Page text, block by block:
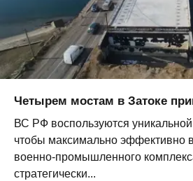
Четырем мостам в Затоке
ВС РФ воспользуются
чтобы максимально эффективно
военно-промышленного
стратегически...